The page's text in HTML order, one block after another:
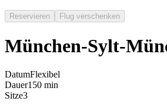
Reservieren Flug verschenken
München-Sylt-
DatumFlexibel
Dauer150 min
Sitze3